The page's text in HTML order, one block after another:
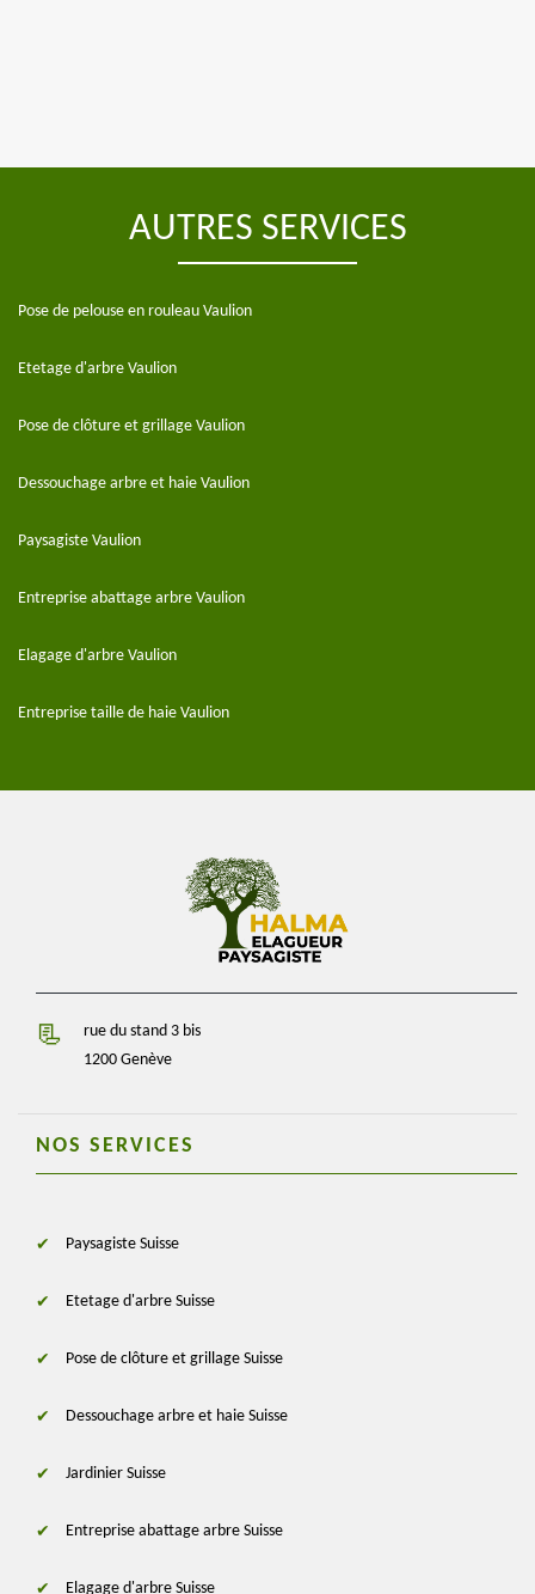
AUTRES SERVICES
Pose de pelouse en rouleau Vaulion
Etetage d'arbre Vaulion
Pose de clôture et grillage Vaulion
Dessouchage arbre et haie Vaulion
Paysagiste Vaulion
Entreprise abattage arbre Vaulion
Elagage d'arbre Vaulion
Entreprise taille de haie Vaulion
rue du stand 3 bis
1200 Genève
NOS SERVICES
Paysagiste Suisse
Etetage d'arbre Suisse
Pose de clôture et grillage Suisse
Dessouchage arbre et haie Suisse
Jardinier Suisse
Entreprise abattage arbre Suisse
Elagage d'arbre Suisse